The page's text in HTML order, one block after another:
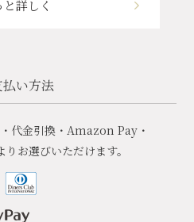
と詳しく
い方法
代金引換・Amazon Pay・
お選びいただけます。